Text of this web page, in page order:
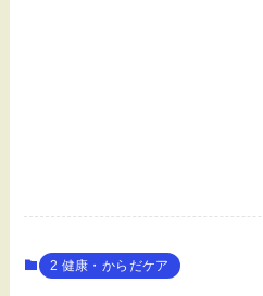
2 健康・からだケア